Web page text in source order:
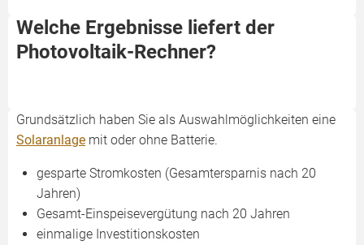
Welche Ergebnisse liefert der
Photovoltaik-Rechner?
Grundsätzlich haben Sie als Auswahlmöglichkeiten eine
Solaranlage mit oder ohne Batterie.
gesparte Stromkosten (Gesamtersparnis nach 20
Jahren)
Gesamt-Einspeisevergütung nach 20 Jahren
einmalige Investitionskosten